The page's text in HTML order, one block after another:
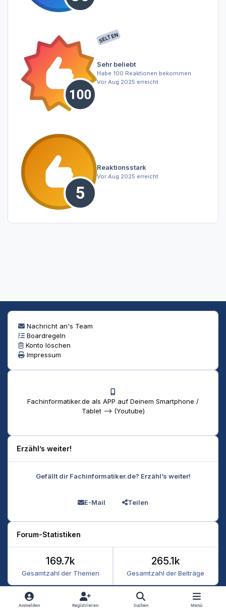
SELTEN
Sehr beliebt
Habe 100 Reaktionen bekommen
Vor Aug 2025 erreicht
Reaktionsstark
Vor Aug 2025 erreicht
Nachricht an's Team
Boardregeln
Konto löschen
Impressum
Fachinformatiker.de als APP auf Deinem Smartphone /
Tablet --> (Youtube)
Erzähl’s weiter!
Gefällt dir Fachinformatiker.de? Erzähl’s weiter!
E-Mail Teilen
Forum-Statistiken
Gesamtzahl der Themen
169.7k
Gesamtzahl der Beiträge
265.1k
Heller Modus
Dunkler Modus
Systemeinstellung
Anmelden Registrieren Suchen Menü